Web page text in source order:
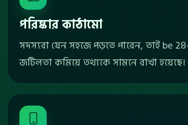
পরিষ্কার কাঠামো
সদস্যরা যেন সহজে পড়তে পারেন, তাই be
জটিলতা কমিয়ে তথ্যকে সামনে রাখা হয়েছে।